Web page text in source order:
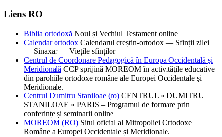
Liens RO
Biblia ortodoxă Noul și Vechiul Testament online
Calendar ortodox Calendarul creștin-ortodox — Sfinții zilei
— Sinaxar — Viețile sfinților
Centrul de Coordonare Pedagogică în Europa Occidentală şi
Meridională CCP sprijină MOREOM în activităţile educative
din parohiile ortodoxe române ale Europei Occidentale şi
Meridionale.
Centrul Dumitru Staniloae (ro) CENTRUL « DUMITRU
STANILOAE » PARIS – Programul de formare prin
conferințe și seminarii online
MOREOM (RO) Situl oficial al Mitropoliei Ortodoxe
Române a Europei Occidentale și Meridionale.